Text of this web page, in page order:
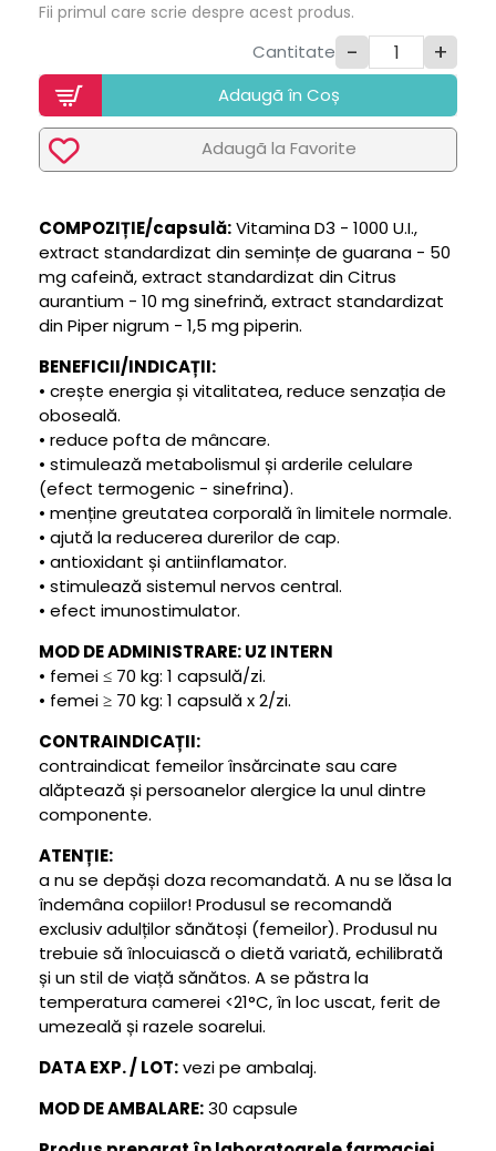
Fii primul care scrie despre acest produs.
Cantitate - +
Adaugã în Coș
Adaugã la Favorite
COMPOZIȚIE/capsulă:Vitamina D3 - 1000 U.I.,
extract standardizat din semințe de guarana - 50
mg cafeină, extract standardizat din Citrus
aurantium - 10 mg sinefrină, extract standardizat
din Piper nigrum - 1,5 mg piperin.
BENEFICII/INDICAȚII:
• crește energia și vitalitatea, reduce senzația de
oboseală.
• reduce pofta de mâncare.
• stimulează metabolismul și arderile celulare
(efect termogenic - sinefrina).
• menține greutatea corporală în limitele normale.
• ajută la reducerea durerilor de cap.
• antioxidant și antiinflamator.
• stimulează sistemul nervos central.
• efect imunostimulator.
MOD DE ADMINISTRARE: UZ INTERN
• femei ≤ 70 kg: 1 capsulă/zi.
• femei ≥ 70 kg: 1 capsulă x 2/zi.
CONTRAINDICAȚII:
contraindicat femeilor însărcinate sau care
alăptează și persoanelor alergice la unul dintre
componente.
ATENȚIE:
a nu se depăși doza recomandată. A nu se lăsa la
îndemâna copiilor! Produsul se recomandă
exclusiv adulților sănătoși (femeilor). Produsul nu
trebuie să înlocuiască o dietă variată, echilibrată
și un stil de viață sănătos. A se păstra la
temperatura camerei <21°C, în loc uscat, ferit de
umezeală și razele soarelui.
DATA EXP. / LOT:vezi pe ambalaj.
MOD DE AMBALARE:30 capsule